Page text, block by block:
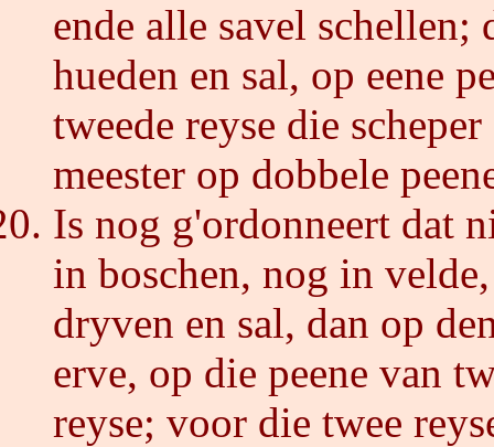
ende alle savel schellen;
hueden en sal, op eene
tweede reyse die
meester op dobbele
Is nog g'ordonneert dat
in boschen, nog in
dryven en sal, dan op
erve, op die peene van
reyse; voor die twee